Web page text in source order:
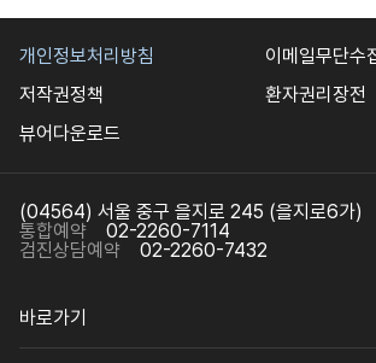
개인정보처리방침
이메일무단수
저작권정책
환자권리장전
뷰어다운로드
(04564) 서울 중구 을지로 245 (을지로6가)
통합예약
02-2260-7114
검진상담예약
02-2260-7432
바로가기